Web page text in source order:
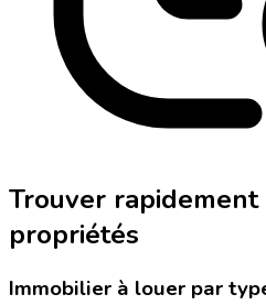
Trouver
propriétés
Immobilier à louer par